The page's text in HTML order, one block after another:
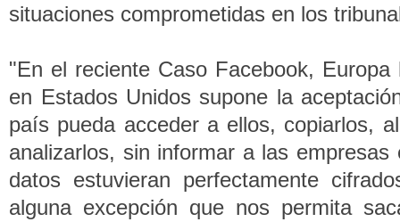
situaciones comprometidas en los
"En el reciente Caso Facebook,
en Estados Unidos supone la
país pueda acceder a ellos, copiarlos,
analizarlos, sin informar a las
datos estuvieran perfectamente
alguna excepción que nos permita